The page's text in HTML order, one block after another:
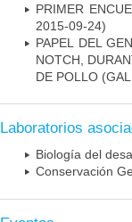
PRIMER
2015-09-24)
PAPEL DEL
NOTCH,
DE POLLO
Laboratorios
Biología del
Conservación